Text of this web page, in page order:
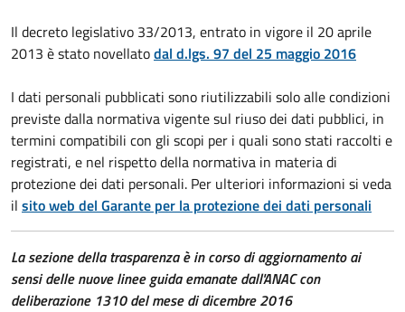
Il decreto legislativo 33/2013, entrato in vigore il 20 aprile
2013 è stato novellatodal d.lgs. 97 del 25 maggio 2016
I dati personali pubblicati sono riutilizzabili solo alle condizioni
previste dalla normativa vigente sul riuso dei dati pubblici, in
termini compatibili con gli scopi per i quali sono stati raccolti e
registrati, e nel rispetto della normativa in materia di
protezione dei dati personali. Per ulteriori informazioni si veda
il sito web del Garante per la protezione dei dati personali
La sezione della trasparenza è in corso di aggiornamento ai
sensi delle nuove linee guida emanate dall'ANAC con
deliberazione 1310 del mese di dicembre 2016